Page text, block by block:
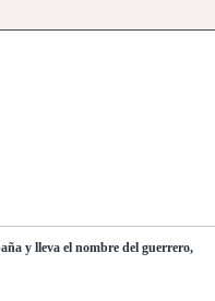
y lleva el nombre del guerrero,